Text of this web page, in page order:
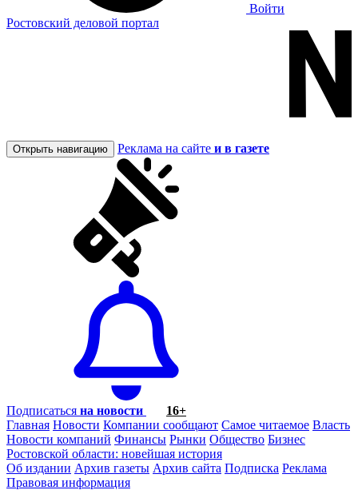
Войти
Ростовский деловой портал
Открыть навигацию Реклама на сайте и в газете
Подписаться на новости
16+
Главная Новости Компании сообщают Самое читаемое Власть
Новости компаний Финансы Рынки Общество Бизнес
Ростовской области: новейшая история
Об издании Архив газеты Архив сайта Подписка Реклама
Правовая информация